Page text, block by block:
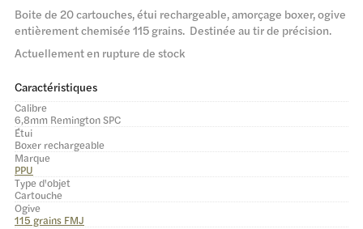
Boite de 20 cartouches, étui rechargeable, amorçage boxer, ogive
entièrement chemisée 115 grains. Destinée au tir de précision.
Actuellement en rupture de stock
Caractéristiques
Calibre
6,8mm Remington SPC
Étui
Boxer rechargeable
Marque
PPU
Type d'objet
Cartouche
Ogive
115 grains FMJ